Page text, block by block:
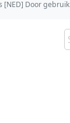
[NED] Door